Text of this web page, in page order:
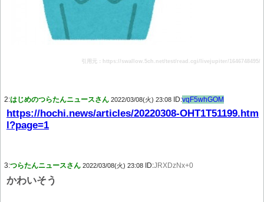
引用元：https://swallow.5ch.net/test/read.cgi/livejupiter/1646748495/
2:はじめのつらたんニュースさん 2022/03/08(火) 23:08 ID:vqF5whGOM
https://hochi.news/articles/20220308-OHT1T51199.htm
l?page=1
3:つらたんニュースさん 2022/03/08(火) 23:08 ID:JRXDzNx+0
かわいそう